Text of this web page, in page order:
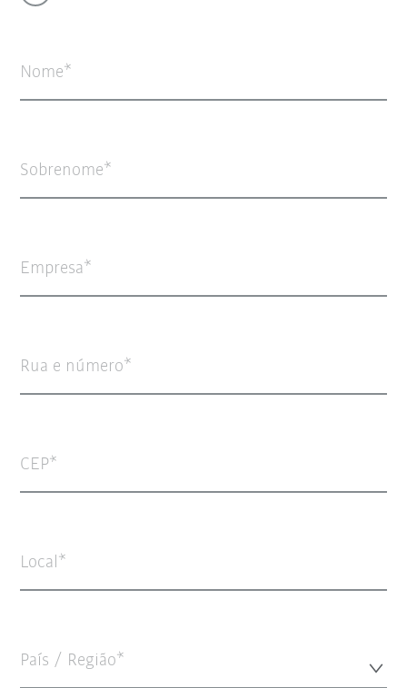
Nome
Sobrenome
Empresa
Rua e número
CEP
Local
País / Região*